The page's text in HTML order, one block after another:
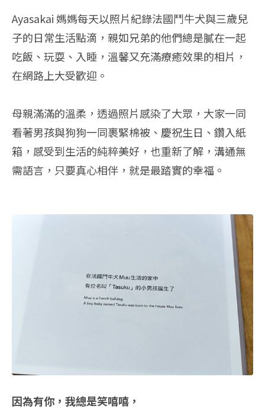
Ayasakai 媽媽每天以照片紀錄法國鬥牛犬與三歲兒
子的日常生活點滴，親如兄弟的他們總是膩在一起
吃飯、玩耍、入睡，溫馨又充滿療癒效果的相片，
在網路上大受歡迎。
母親滿滿的溫柔，透過照片感染了大眾，大家一同
看著男孩與狗狗一同裹緊棉被、慶祝生日、鑽入紙
箱，感受到生活的純粹美好，也重新了解，溝通無
需語言，只要真心相伴，就是最踏實的幸福。
因為有你，我總是笑嘻嘻，